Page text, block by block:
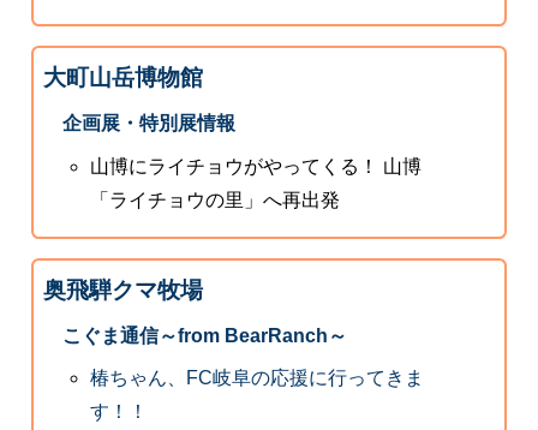
大町山岳博物館
企画展・特別展情報
山博にライチョウがやってくる！ 山博
「ライチョウの里」へ再出発
奥飛騨クマ牧場
こぐま通信～from BearRanch～
椿ちゃん、FC岐阜の応援に行ってきま
す！！